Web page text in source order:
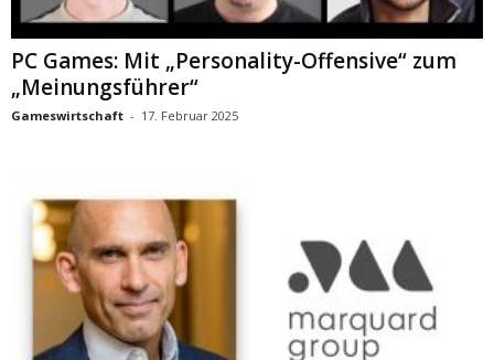
PC Games: Mit „Personality-Offensive“ zum
„Meinungsführer“
Gameswirtschaft - 17. Februar 2025